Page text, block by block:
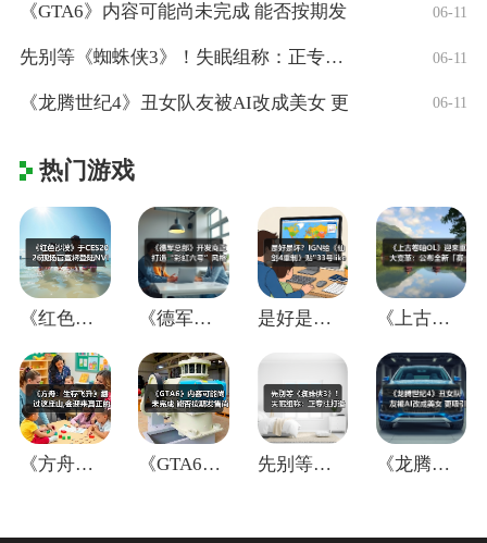
《GTA6》内容可能尚未完成 能否按期发 06-11
先别等《蜘蛛侠3》！失眠组称：正专注打造 06-11
《龙腾世纪4》丑女队友被AI改成美女 更 06-11
热门游戏
《红色沙漠》于CES2026现场官宣将登 《德军总部》开发商正打造“彩虹六号”风格 是好是坏？IGN给《仙剑4重制》贴"33 《上古卷轴OL》迎来重大变革：公布全新「
《方舟：生存飞升》翻过这座山,会迎来真正 《GTA6》内容可能尚未完成 能否按期发 先别等《蜘蛛侠3》！失眠组称：正专注打造 《龙腾世纪4》丑女队友被AI改成美女 更